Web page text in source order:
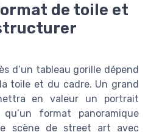
de toile et
d’un tableau gorille dépend
toile et du cadre. Un grand
en valeur un portrait
format panoramique
scène de street art avec